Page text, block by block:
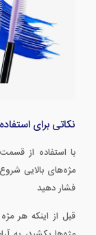
نکاتی برای استفاده از
مژه‌های بالایی
فشار دهید
قبل از اینکه هر